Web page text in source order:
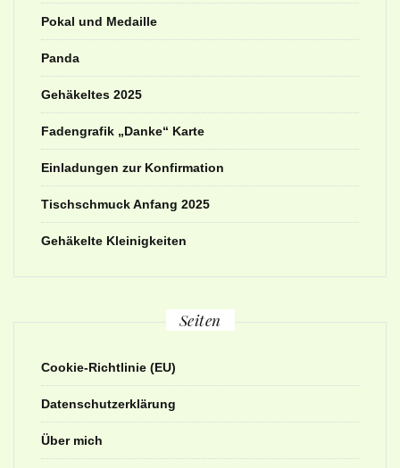
Pokal und Medaille
Panda
Gehäkeltes 2025
Fadengrafik „Danke“ Karte
Einladungen zur Konfirmation
Tischschmuck Anfang 2025
Gehäkelte Kleinigkeiten
Seiten
Cookie-Richtlinie (EU)
Datenschutzerklärung
Über mich